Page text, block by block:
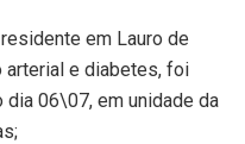
em Lauro de
arterial e diabetes, foi
06\07, em unidade da